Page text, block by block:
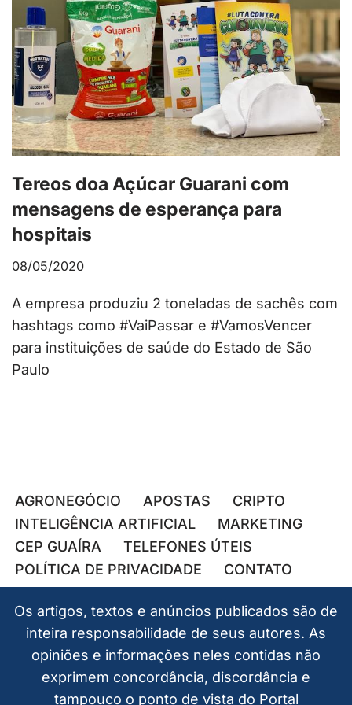
Tereos doa Açúcar Guarani com
mensagens de esperança para
hospitais
08/05/2020
A empresa produziu 2 toneladas de sachês com
hashtags como #VaiPassar e #VamosVencer
para instituições de saúde do Estado de São
Paulo
AGRONEGÓCIO APOSTAS
CRIPTO
INTELIGÊNCIA ARTIFICIAL
MARKETING
CEP GUAÍRA
TELEFONES ÚTEIS
POLÍTICA DE PRIVACIDADE
CONTATO
Os artigos, textos e anúncios publicados são de
inteira responsabilidade de seus autores. As
opiniões e informações neles contidas não
exprimem concordância, discordância e
tampouco o ponto de vista do Portal